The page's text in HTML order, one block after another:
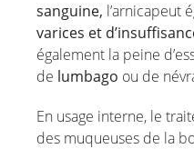
sanguine, l’arnicapeut
varices et
également la peine
de lumbago ou de
En usage interne, le
des muqueuses de la